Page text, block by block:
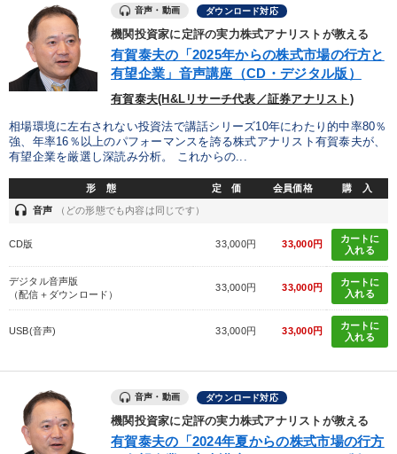
音声・動画 ダウンロード対応
機関投資家に定評の実力株式アナリストが教える
有賀泰夫の「2025年からの株式市場の行方と
有望企業」音声講座（CD・デジタル版）
有賀泰夫(H&Lリサーチ代表／証券アナリスト)
相場環境に左右されない投資法で講話シリーズ10年にわたり的中率80％
強、年率16％以上のパフォーマンスを誇る株式アナリスト有賀泰夫が、
有望企業を厳選し深読み分析。 これからの...
形 態 定 価 会員価格 購 入
headset 音声 （どの形態でも内容は同じです）
CD版 33,000円 33,000円
カートに
入れる
デジタル音声版
（配信＋ダウンロード）
33,000円 33,000円
カートに
入れる
USB(音声) 33,000円 33,000円
カートに
入れる
音声・動画 ダウンロード対応
機関投資家に定評の実力株式アナリストが教える
有賀泰夫の「2024年夏からの株式市場の行方